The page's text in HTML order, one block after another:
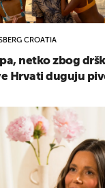
CROATIA
netko zbog
Hrvati duguju